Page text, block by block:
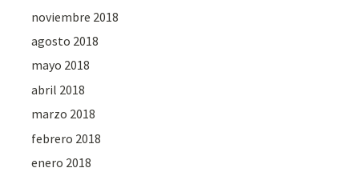
noviembre 2018
agosto 2018
mayo 2018
abril 2018
marzo 2018
febrero 2018
enero 2018